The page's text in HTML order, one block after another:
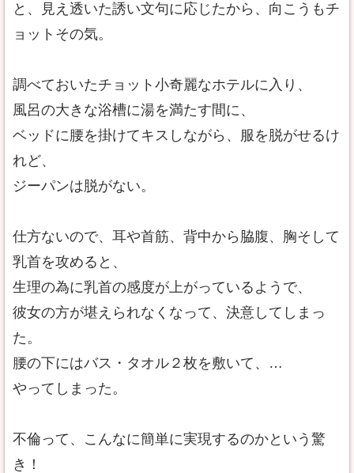
と、見え透いた誘い文句に応じたから、向こうもチ
ョットその気。
調べておいたチョット小奇麗なホテルに入り、
風呂の大きな浴槽に湯を満たす間に、
ベッドに腰を掛けてキスしながら、服を脱がせるけ
れど、
ジーパンは脱がない。
仕方ないので、耳や首筋、背中から脇腹、胸そして
乳首を攻めると、
生理の為に乳首の感度が上がっているようで、
彼女の方が堪えられなくなって、決意してしまっ
た。
腰の下にはバス・タオル２枚を敷いて、…
やってしまった。
不倫って、こんなに簡単に実現するのかという驚
き！